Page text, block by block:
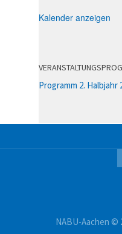
Kalender anzeigen
Programm 2. Halbjahr
NABU-Aachen ©